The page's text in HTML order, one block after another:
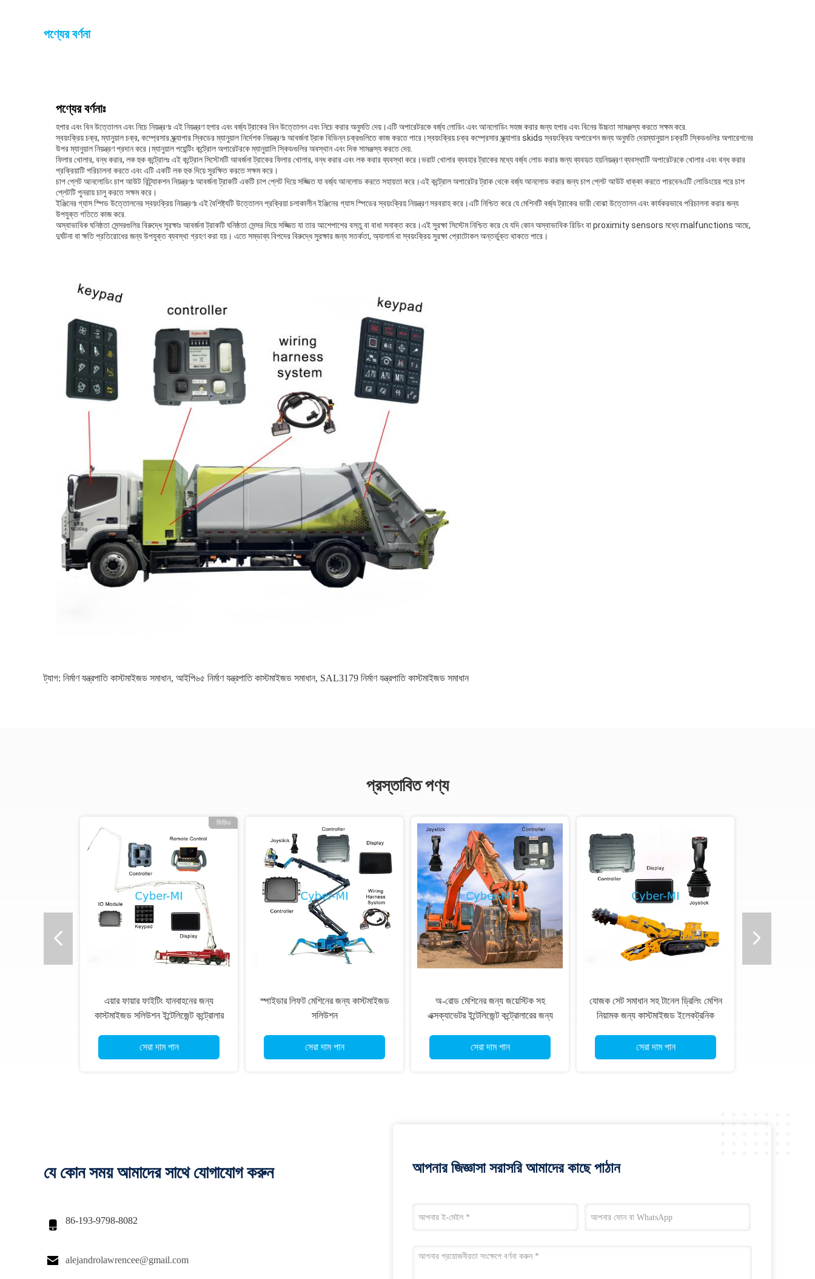
পণ্যের বর্ণনা
পণ্যের বর্ণনাঃ
হপার এবং বিন উত্তোলন এবং নিচে নিয়ন্ত্রণঃ এই নিয়ন্ত্রণ হপার এবং বর্জ্য ট্রাকের বিন উত্তোলন এবং নিচে করার অনুমতি দেয়।এটি অপারেটরকে বর্জ্য লোডিং এবং আনলোডিং সহজ করার জন্য হপার এবং বিনের উচ্চতা সামঞ্জস্য করতে সক্ষম করে.
স্বয়ংক্রিয় চক্র, ম্যানুয়াল চক্র, কম্প্রেসার স্ক্র্যাপার স্কিডের ম্যানুয়াল নির্দেশক নিয়ন্ত্রণঃ আবর্জনা ট্রাক বিভিন্ন চক্রগুলিতে কাজ করতে পারে।স্বয়ংক্রিয় চক্র কম্প্রেসার স্ক্র্যাপার skids স্বয়ংক্রিয় অপারেশন জন্য অনুমতি দেয়ম্যানুয়াল চক্রটি স্কিডগুলির অপারেশনের
উপর ম্যানুয়াল নিয়ন্ত্রণ প্রদান করে।ম্যানুয়াল পয়েন্টিং কন্ট্রোল অপারেটরকে ম্যানুয়ালি স্কিডগুলির অবস্থান এবং দিক সামঞ্জস্য করতে দেয়.
ফিলার খোলার, বন্ধ করার, লক হুক কন্ট্রোলঃ এই কন্ট্রোল সিস্টেমটি আবর্জনা ট্রাকের ফিলার খোলার, বন্ধ করার এবং লক করার ব্যবস্থা করে।ভরাট খোলার ব্যবহার ট্রাকের মধ্যে বর্জ্য লোড করার জন্য ব্যবহৃত হয়নিয়ন্ত্রণ ব্যবস্থাটি অপারেটরকে খোলার এবং বন্ধ করার
প্রক্রিয়াটি পরিচালনা করতে এবং এটি একটি লক হুক দিয়ে সুরক্ষিত করতে সক্ষম করে।
চাপ প্লেট আনলোডিং চাপ আউট রিট্র্যাকশন নিয়ন্ত্রণঃ আবর্জনা ট্রাকটি একটি চাপ প্লেট দিয়ে সজ্জিত যা বর্জ্য আনলোড করতে সহায়তা করে।এই কন্ট্রোল অপারেটর ট্রাক থেকে বর্জ্য আনলোড করার জন্য চাপ প্লেট আউট ধাক্কা করতে পারবেনএটি লোডিংয়ের পরে চাপ
প্লেটটি পুনরায় চালু করতে সক্ষম করে।
ইঞ্জিনের গ্যাস স্পিড উত্তোলনের স্বয়ংক্রিয় নিয়ন্ত্রণঃ এই বৈশিষ্ট্যটি উত্তোলন প্রক্রিয়া চলাকালীন ইঞ্জিনের গ্যাস স্পিডের স্বয়ংক্রিয় নিয়ন্ত্রণ সরবরাহ করে।এটি নিশ্চিত করে যে মেশিনটি বর্জ্য ট্রাকের ভারী বোঝা উত্তোলন এবং কার্যকরভাবে পরিচালনা করার জন্য
উপযুক্ত গতিতে কাজ করে.
অস্বাভাবিক ঘনিষ্ঠতা সেন্সরগুলির বিরুদ্ধে সুরক্ষাঃ আবর্জনা ট্রাকটি ঘনিষ্ঠতা সেন্সর দিয়ে সজ্জিত যা তার আশেপাশের বস্তু বা বাধা সনাক্ত করে।এই সুরক্ষা সিস্টেম নিশ্চিত করে যে যদি কোন অস্বাভাবিক রিডিং বা proximity sensors মধ্যে malfunctions আছে,
দুর্ঘটনা বা ক্ষতি প্রতিরোধের জন্য উপযুক্ত ব্যবস্থা গ্রহণ করা হয়। এতে সম্ভাব্য বিপদের বিরুদ্ধে সুরক্ষার জন্য সতর্কতা, অ্যালার্ম বা স্বয়ংক্রিয় সুরক্ষা প্রোটোকল অন্তর্ভুক্ত থাকতে পারে।
ট্যাগ: নির্মাণ যন্ত্রপাতি কাস্টমাইজড সমাধান, আইপি৬৫ নির্মাণ যন্ত্রপাতি কাস্টমাইজড সমাধান, SAL3179 নির্মাণ যন্ত্রপাতি কাস্টমাইজড সমাধান
প্রস্তাবিত পণ্য
ভিডিও
এয়ার ফায়ার ফাইটিং যানবাহনের জন্য
কাস্টমাইজড সলিউশন ইন্টেলিজেন্ট কন্ট্রোলার
সেরা দাম পান
স্পাইডার লিফট মেশিনের জন্য কাস্টমাইজড
সলিউশন
সেরা দাম পান
অ-রোড মেশিনের জন্য জয়েস্টিক সহ
এক্সক্যাভেটর ইন্টেলিজেন্ট কন্ট্রোলারের জন্য
সেরা দাম পান
যোজক সেট সমাধান সহ টানেল ড্রিলিং মেশিন
নিয়ামক জন্য কাস্টমাইজড ইলেকট্রনিক
সেরা দাম পান
যে কোন সময় আমাদের সাথে যোগাযোগ করুন
 86-193-9798-8082
 alejandrolawrencee@gmail.com
আপনার জিজ্ঞাসা সরাসরি আমাদের কাছে পাঠান